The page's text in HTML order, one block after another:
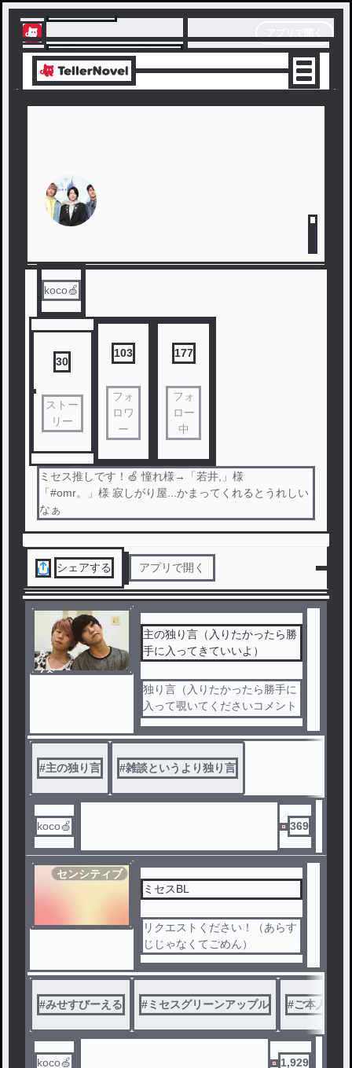
テラーノベル
アプリでサクサク楽しめる
koco🍏
30
ストー
リー
103
フォ
ロワ
ー
177
フォ
ロー
中
ミセス推しです！🍏 憧れ様→「若井,」様
「#omr。」様 寂しがり屋...かまってくれるとうれしい
なぁ
シェアする アプリで開く
ノベ
主の独り言（入りたかったら勝
手に入ってきていいよ）
独り言（入りたかったら勝手に
入って覗いてくださいコメント
してくれたら嬉しいな）
#主の独り言 #雑談というより独り言
koco🍏 369
センシティブ
ミセスBL
リクエストください！（あらす
じじゃなくてごめん）
#みせすびーえる #ミセスグリーンアップル #ご本人様
koco🍏 1,929